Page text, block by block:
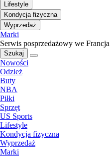
Lifestyle
Kondycja fizyczna
Wyprzedaż
Marki
Serwis posprzedażowy we Francja
Szukaj
Nowości
Odzież
Buty
NBA
Piłki
Sprzęt
US Sports
Lifestyle
Kondycja fizyczna
Wyprzedaż
Marki